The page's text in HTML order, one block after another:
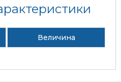
Величина